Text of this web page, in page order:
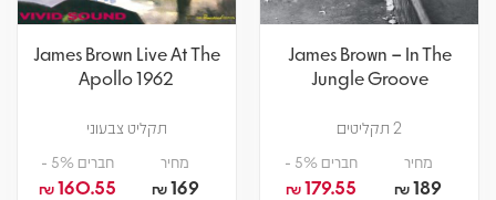
James Brown – In The
Jungle Groove
2 תקליטים
מחיר
189
₪
חברים 5% -
179.55
₪
James Brown Live At The
Apollo 1962
תקליט צבעוני
מחיר
169
₪
חברים 5% -
160.55
₪